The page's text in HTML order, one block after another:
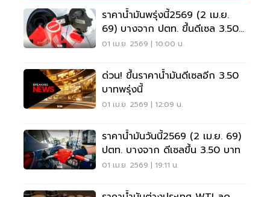
ราคาน้ำมันพรุ่งนี้2569 (2 เม.ย.
69) บางจาก ปตท. ขึ้นดีเซล 3.50
บาท
01 เม.ย. 2569 | 10:00 น.
ด่วน! ขึ้นราคาน้ำมันดีเซลอีก 3.50
บาทพรุ่งนี้
01 เม.ย. 2569 | 12:09 น.
ราคาน้ำมันวันนี้2569 (2 เม.ย. 69)
ปตท. บางจาก ดีเซลขึ้น 3.50 บาท
01 เม.ย. 2569 | 19:11 น.